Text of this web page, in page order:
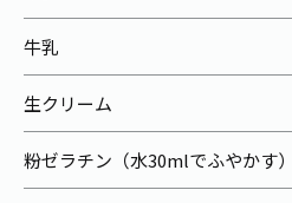
牛乳
生クリーム
粉ゼラチン（水30mlでふやかす）